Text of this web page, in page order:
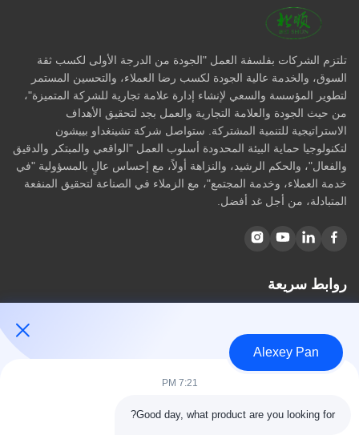
تلتزم الشركات بفلسفة العمل "الجودة من الدرجة الأولى لكسب ثقة
السوق، والخدمة عالية الجودة لكسب رضا العملاء، والتحسين المستمر
لتطوير المؤسسة والسعي لإنشاء إدارة علامة تجارية للشركة المتميزة"،
من حيث الجودة والعلامة التجارية والعمل بجد لتحقيق الأهداف
الاستراتيجية للتنمية المشتركة. ستواصل شركة تشينغداو بييشون
لتكنولوجيا حماية البيئة المحدودة أسلوب العمل "الواقعي والمبتكر والدقيق
والفعال"، والحكم الرشيد، والنزاهة أولاً، مع إحساس عالٍ بالمسؤولية "في
خدمة العملاء، وخدمة المجتمع"، مع الزملاء في الصناعة لتحقيق المنفعة
المتبادلة، من أجل غد أفضل.
روابط سريعة
معلومات عنا
المنتجات
اتصل بنا
فئات
Alexey Pan
7:21 PM
Good day, what product are you looking for?